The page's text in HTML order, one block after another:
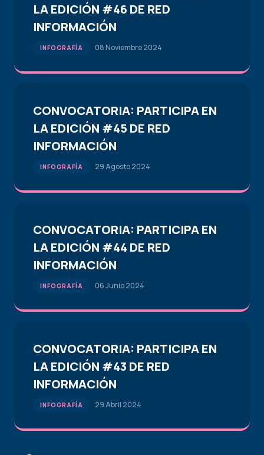
LA EDICIÓN #46 DE RED
INFORMACIÓN
INFOGRAFÍA 08 Noviembre 2024
CONVOCATORIA: PARTICIPA EN
LA EDICIÓN #45 DE RED
INFORMACIÓN
INFOGRAFÍA 29 Agosto 2024
CONVOCATORIA: PARTICIPA EN
LA EDICIÓN #44 DE RED
INFORMACIÓN
INFOGRAFÍA 06 Junio 2024
CONVOCATORIA: PARTICIPA EN
LA EDICIÓN #43 DE RED
INFORMACIÓN
INFOGRAFÍA 29 Abril 2024